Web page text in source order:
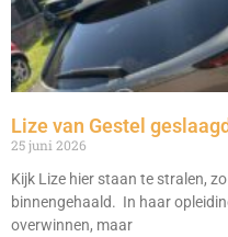
Lize van Gestel
25 juni 2026
Kijk Lize hier staan te stralen,
binnengehaald. In haar
overwinnen, maar